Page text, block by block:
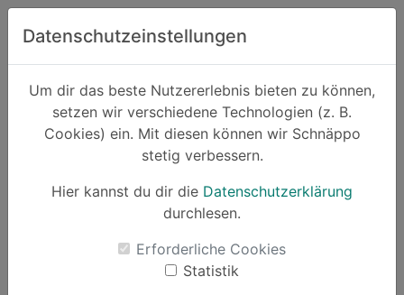
Zum Hauptinhalt springen
Datenschutzeinstellungen
Um dir das beste Nutzererlebnis bieten zu können,
setzen wir verschiedene Technologien (z. B.
Cookies) ein. Mit diesen können wir Schnäppo
stetig verbessern.
Hier kannst du dir die Datenschutzerklärung
durchlesen.
Erforderliche Cookies
Statistik
Suchen
Schnäppchen Elektronik und Computer
-26%